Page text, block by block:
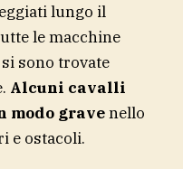
lungo il
le macchine
sono trovate
Alcuni cavalli
modo gravenello
e ostacoli.